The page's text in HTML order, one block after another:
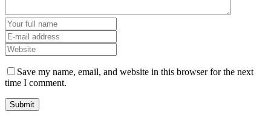
Save my name, email, and website in this browser for the next
time I comment.